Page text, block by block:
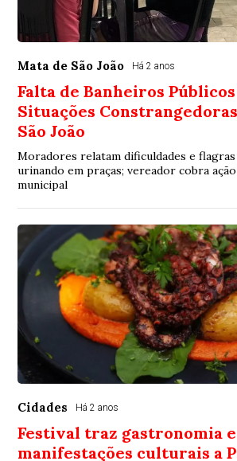
Mata de São João Há 2 anos
Falta de Banheiros
Situações
São João
Moradores relatam dificuldades e flagras
urinando em praças; vereador cobra
municipal
Cidades Há 2 anos
Festival traz gastronomia e
manifestações culturais a